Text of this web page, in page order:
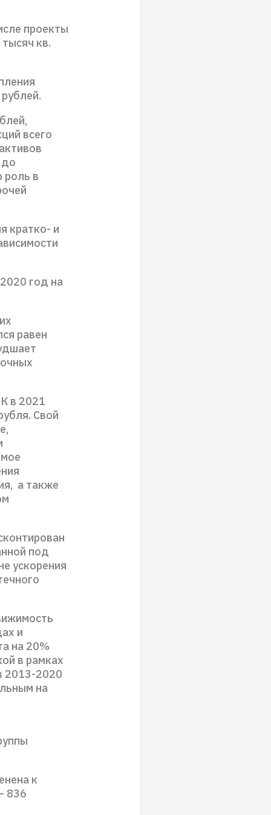
проекты
кв.
всего
до
роль в
кратко- и
год на
равен
в 2021
Свой
а также
под
ускорения
и
на 20%
в рамках
2013-2020
на
к
836